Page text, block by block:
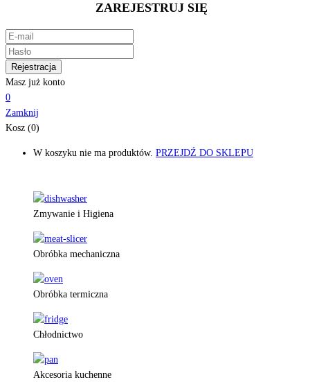
ZAREJESTRUJ SIĘ
Masz już konto
0
Zamknij
Kosz (0)
W koszyku nie ma produktów. PRZEJDŹ DO SKLEPU
Zmywanie i Higiena
Obróbka mechaniczna
Obróbka termiczna
Chłodnictwo
Akcesoria kuchenne